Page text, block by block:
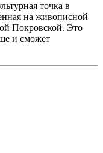
точка в
на живописной
Покровской. Это
и сможет